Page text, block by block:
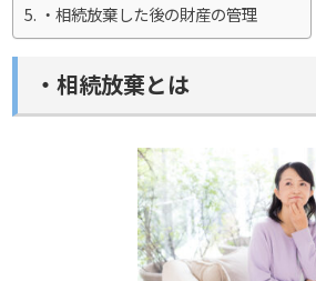
・相続放棄した後の財産の管理
・相続放棄とは